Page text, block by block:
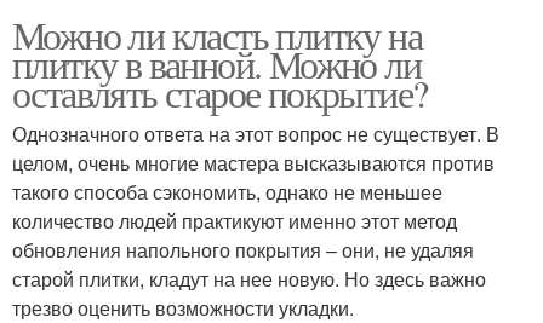
Можно ли класть плитку на
плитку в ванной. Можно ли
оставлять старое покрытие?
Однозначного ответа на этот вопрос не существует. В
целом, очень многие мастера высказываются против
такого способа сэкономить, однако не меньшее
количество людей практикуют именно этот метод
обновления напольного покрытия – они, не удаляя
старой плитки, кладут на нее новую. Но здесь важно
трезво оценить возможности укладки.